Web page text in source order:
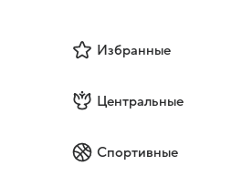
Избранные
Центральные
Спортивные